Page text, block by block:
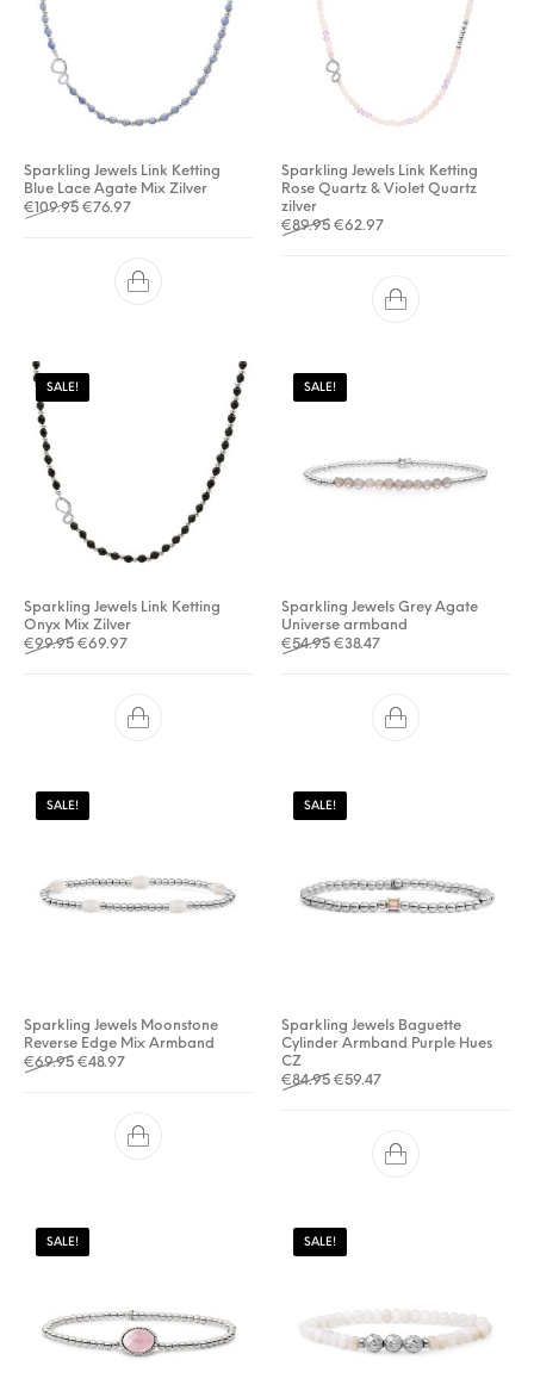
Sparkling Jewels Link Ketting
Blue Lace Agate Mix Zilver
€109.95 Oorspronkelijke prijs was: €109.95.
€76.97Huidige prijs is: €76.97.
Sparkling Jewels Link Ketting
Rose Quartz & Violet Quartz
zilver
€89.95 Oorspronkelijke prijs was:
€62.97Huidige prijs is:
SALE!
Sparkling Jewels Link Ketting
Onyx Mix Zilver
€99.95 Oorspronkelijke prijs was: €99.95.
€69.97Huidige prijs is: €69.97.
SALE!
Sparkling Jewels Grey Agate
Universe armband
€54.95 Oorspronkelijke prijs was:
€38.47Huidige prijs is: €38.47.
SALE!
Sparkling Jewels Moonstone
Reverse Edge Mix Armband
€69.95 Oorspronkelijke prijs was: €69.95.
€48.97Huidige prijs is: €48.97.
SALE!
Sparkling Jewels Baguette
Cylinder Armband Purple Hues
CZ
€84.95 Oorspronkelijke prijs was:
€59.47Huidige prijs is:
SALE! SALE!